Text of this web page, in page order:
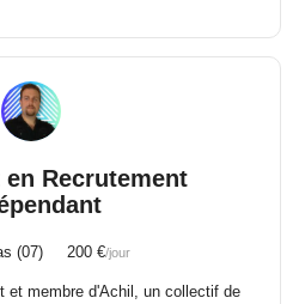
Recrutement
(07) 200 €/jour
et membre d'Achil, un collectif de